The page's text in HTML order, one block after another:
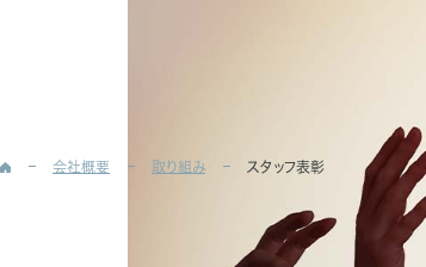
会社概要 取り組み スタッフ表彰